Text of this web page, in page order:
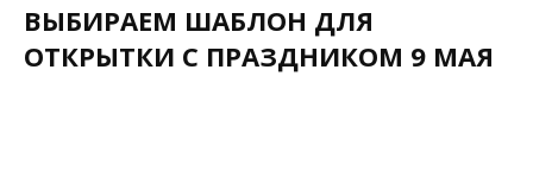
ВЫБИРАЕМ ШАБЛОН ДЛЯ
ОТКРЫТКИ С ПРАЗДНИКОМ 9 МАЯ